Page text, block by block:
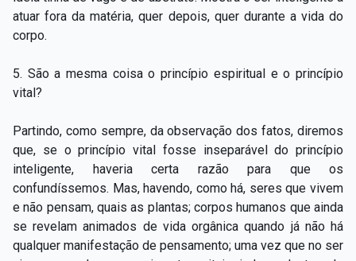
atuar fora da matéria, quer depois, quer durante a vida do
corpo.
5. São a mesma coisa o princípio espiritual e o princípio
vital?
Partindo, como sempre, da observação dos fatos, diremos
que, se o princípio vital fosse inseparável do princípio
inteligente, haveria certa razão para que os
confundíssemos. Mas, havendo, como há, seres que vivem
e não pensam, quais as plantas; corpos humanos que ainda
se revelam animados de vida orgânica quando já não há
qualquer manifestação de pensamento; uma vez que no ser